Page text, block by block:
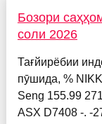
Бозори
соли 2026
Тағйирёбии
пӯшида, %
Seng 155.99
ASX D7408 -. -